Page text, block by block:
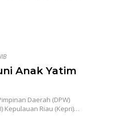
Anak Yatim
Daerah (DPW)
Kepulauan Riau (Kepri)…